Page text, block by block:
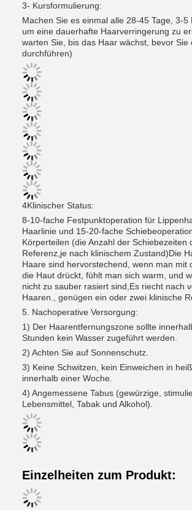
3- Kursformulierung:
Machen Sie es einmal alle 28-45 Tage, 3-5
um eine dauerhafte Haarverringerung zu
warten Sie, bis das Haar wächst, bevor Sie
durchführen)
4Klinischer Status:
8-10-fache Festpunktoperation für
Haarlinie und 15-20-fache
Körperteilen (die Anzahl der Schiebezeiten
Referenz,je nach klinischem Zustand)Die
Haare sind hervorstechend, wenn man mit
die Haut drückt, fühlt man sich warm, und
nicht zu sauber rasiert sind,Es riecht nach
Haaren., genügen ein oder zwei klinische
5. Nachoperative Versorgung:
1) Der Haarentfernungszone sollte
Stunden kein Wasser zugeführt werden.
2) Achten Sie auf Sonnenschutz.
3) Keine Schwitzen, kein Einweichen in
innerhalb einer Woche.
4) Angemessene Tabus (gewürzige,
Lebensmittel, Tabak und Alkohol).
Einzelheiten zum Produkt: